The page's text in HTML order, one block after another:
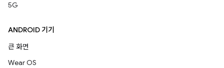
5G
ANDROID 기기
큰 화면
Wear OS